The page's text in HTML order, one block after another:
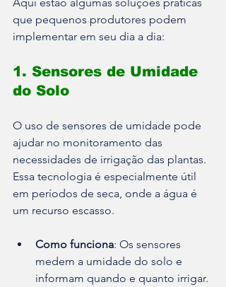
que pequenos produtores podem
implementar em seu dia a dia:
1. Sensores de Umidade
do Solo
O uso de sensores de umidade pode
ajudar no monitoramento das
necessidades de irrigação das plantas.
Essa tecnologia é especialmente útil
em períodos de seca, onde a água é
um recurso escasso.
Como funciona: Os sensores
medem a umidade do solo e
informam quando e quanto irrigar.